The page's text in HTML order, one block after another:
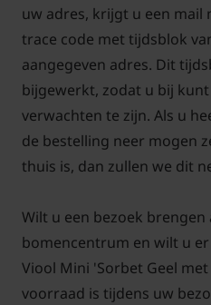
uw adres, krijgt u een mail
trace code met tijdsblok
aangegeven adres. Dit
bijgewerkt, zodat u bij
verwachten te zijn. Als u
de bestelling neer mogen
thuis is, dan zullen we dit
Wilt u een bezoek brengen
bomencentrum en wilt u
Viool Mini 'Sorbet Geel
voorraad is tijdens uw